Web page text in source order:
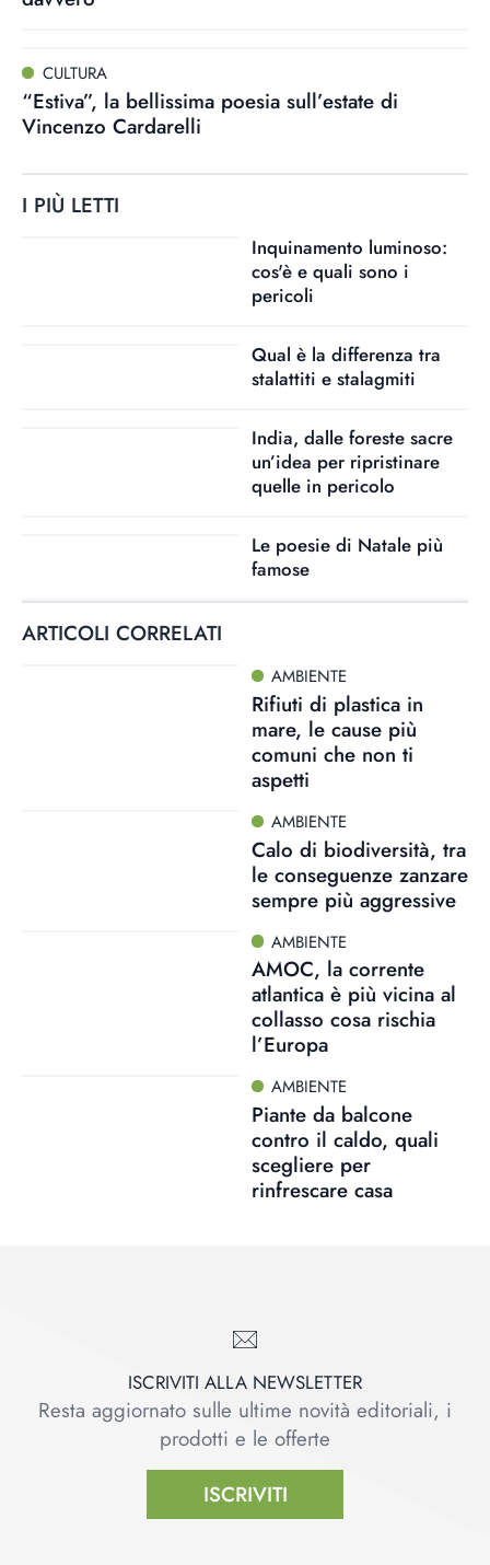
CULTURA
“Estiva”, la bellissima poesia sull’estate di
Vincenzo Cardarelli
I PIÙ LETTI
Inquinamento luminoso:
cos'è e quali sono i
pericoli
Qual è la differenza tra
stalattiti e stalagmiti
India, dalle foreste sacre
un’idea per ripristinare
quelle in pericolo
Le poesie di Natale più
famose
ARTICOLI CORRELATI
AMBIENTE
Rifiuti di plastica in
mare, le cause più
comuni che non ti
aspetti
AMBIENTE
Calo di biodiversità, tra
le conseguenze zanzare
sempre più aggressive
AMBIENTE
AMOC, la corrente
atlantica è più vicina al
collasso cosa rischia
l’Europa
AMBIENTE
Piante da balcone
contro il caldo, quali
scegliere per
rinfrescare casa
ISCRIVITI ALLA NEWSLETTER
Resta aggiornato sulle ultime novità editoriali, i
prodotti e le offerte
ISCRIVITI